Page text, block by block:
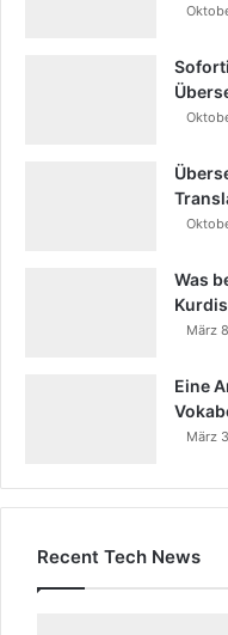
Was
März
Eine
März
Recent Tech News